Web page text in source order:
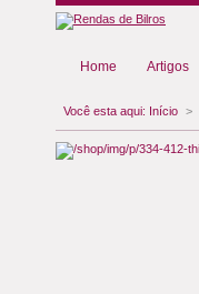
Home Artigos
Você esta aqui: Início >